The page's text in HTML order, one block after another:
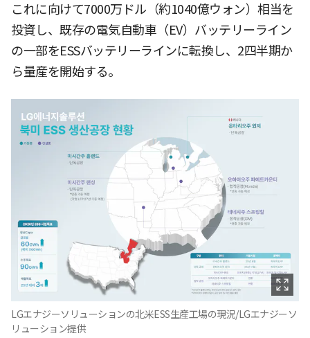
これに向けて7000万ドル（約1040億ウォン）相当を
投資し、既存の電気自動車（EV）バッテリーライン
の一部をESSバッテリーラインに転換し、2四半期か
ら量産を開始する。
LGエナジーソリューションの北米ESS生産工場の現況/LGエナジーソ
リューション提供